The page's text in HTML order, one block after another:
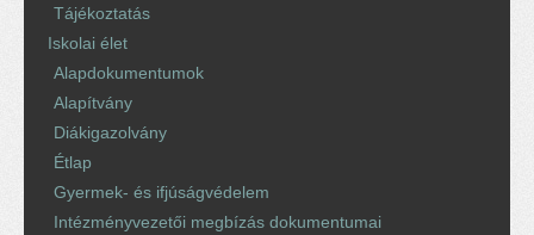
Tájékoztatás
Iskolai élet
Alapdokumentumok
Alapítvány
Diákigazolvány
Étlap
Gyermek- és ifjúságvédelem
Intézményvezetői megbízás dokumentumai